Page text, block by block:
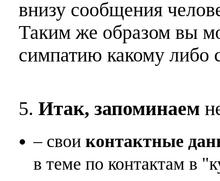
внизу сообщения
Таким же образом вы
симпатию какому
5. Итак, запоминаем
– свои контактные
в теме по контактам в